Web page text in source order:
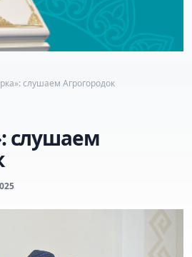
слушаем Агрогородок
слушаем